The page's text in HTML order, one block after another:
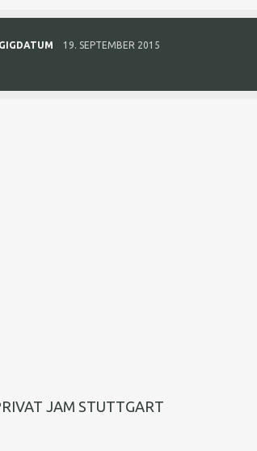
GIGDATUM 19. SEPTEMBER 2015
JAM STUTTGART